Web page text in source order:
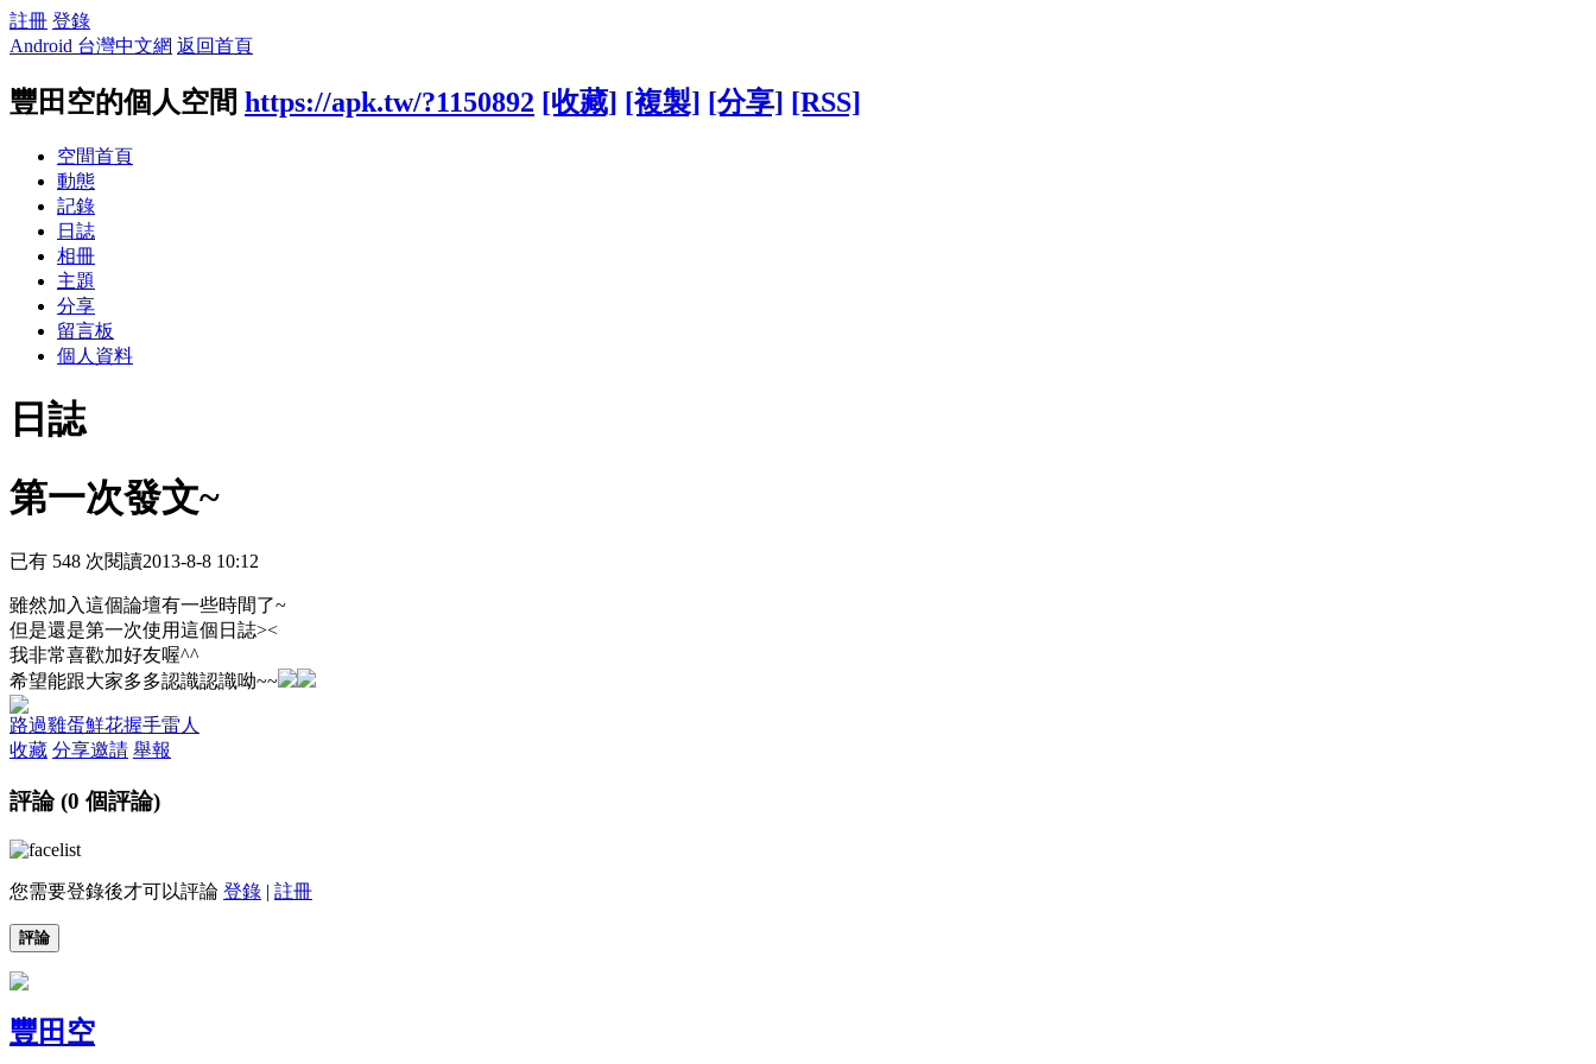
註冊 登錄
Android 台灣中文網 返回首頁
豐田空的個人空間 https://apk.tw/?1150892 [收藏] [複製] [分享] [RSS]
空間首頁
動態
記錄
日誌
相冊
主題
分享
留言板
個人資料
日誌
第一次發文~
已有 548 次閱讀2013-8-8 10:12
雖然加入這個論壇有一些時間了~
但是還是第一次使用這個日誌><
我非常喜歡加好友喔^^
希望能跟大家多多認識認識呦~~
路過雞蛋鮮花握手雷人
收藏 分享邀請 舉報
評論 (0 個評論)
您需要登錄後才可以評論 登錄 | 註冊
評論
豐田空